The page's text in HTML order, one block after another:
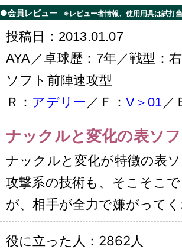
●会員レビュー ※レビュー者情報、使用用具は試打
投稿日：2013.01.07
AYA／卓球歴：7年／戦型：
ソフト前陣速攻型
Ｒ： アデリー ／Ｆ： V＞01 ／
ナックルと変化の表ソ
ナックルと変化が特徴の表
攻撃系の技術も、そこそこ
が、相手が全力で嫌がって
役に立った人：2862人